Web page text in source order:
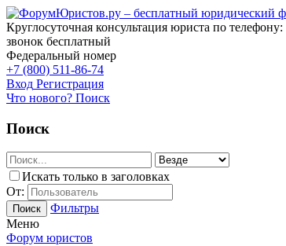
Круглосуточная консультация юриста по телефону:
звонок бесплатный
Федеральный номер
+7 (800) 511-86-74
Вход Регистрация
Что нового? Поиск
Поиск
Искать только в заголовках
От:
Поиск
Фильтры
Меню
Форум юристов